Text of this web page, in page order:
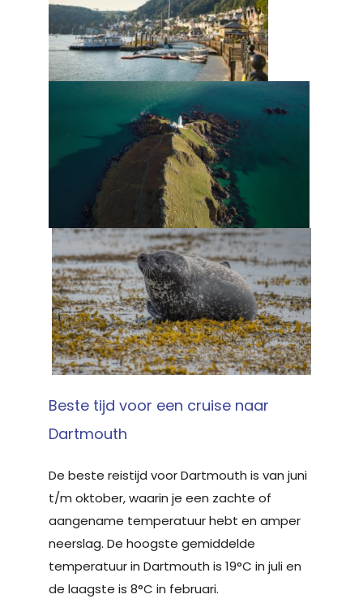
Beste tijd voor een cruise naar
Dartmouth
De beste reistijd voor Dartmouth is van juni
t/m oktober, waarin je een zachte of
aangename temperatuur hebt en amper
neerslag. De hoogste gemiddelde
temperatuur in Dartmouth is 19°C in juli en
de laagste is 8°C in februari.